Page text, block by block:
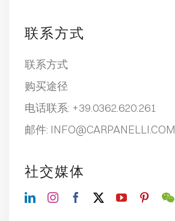
联系方式
联系方式
购买途径
电话联系: +39.0362.620.261
邮件: INFO@CARPANELLI.COM
社交媒体